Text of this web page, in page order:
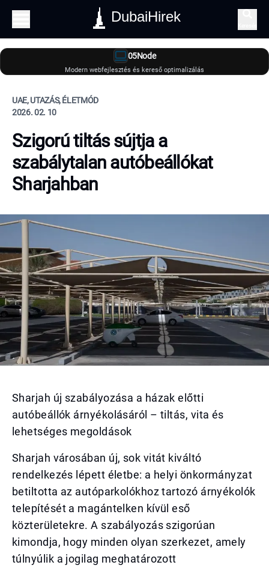
DubaiHirek
05Node
Modern webfejlesztés és kereső optimalizálás
UAE, UTAZÁS, ÉLETMÓD
2026. 02. 10
Szigorú tiltás sújtja a
szabálytalan autóbeállókat
Sharjahban
Sharjah új szabályozása a házak előtti
autóbeállók árnyékolásáról – tiltás, vita és
lehetséges megoldások
Sharjah városában új, sok vitát kiváltó
rendelkezés lépett életbe: a helyi önkormányzat
betiltotta az autóparkolókhoz tartozó árnyékolók
telepítését a magántelken kívül eső
közterületekre. A szabályozás szigorúan
kimondja, hogy minden olyan szerkezet, amely
túlnyúlik a jogilag meghatározott